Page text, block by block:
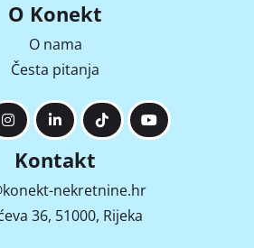
O Konekt
O nama
Česta pitanja
Kontakt
nekretnine.hr
36, 51000, Rijeka